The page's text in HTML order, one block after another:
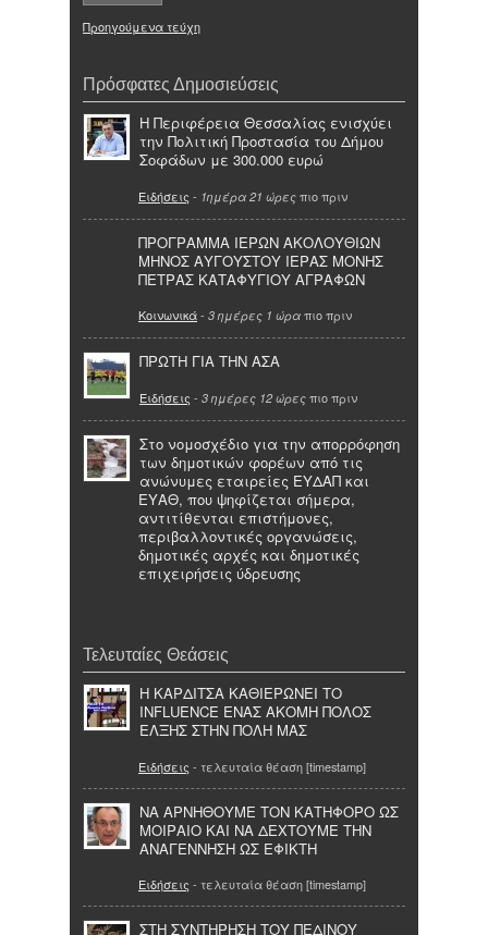
Προηγούμενα τεύχη
Πρόσφατες Δημοσιεύσεις
Η Περιφέρεια Θεσσαλίας ενισχύει
την Πολιτική Προστασία του Δήμου
Σοφάδων με 300.000 ευρώ
Ειδήσεις - 1ημέρα 21 ώρες πιο πριν
ΠΡΟΓΡΑΜΜΑ ΙΕΡΩΝ ΑΚΟΛΟΥΘΙΩΝ
ΜΗΝΟΣ ΑΥΓΟΥΣΤΟΥ ΙΕΡΑΣ ΜΟΝΗΣ
ΠΕΤΡΑΣ ΚΑΤΑΦΥΓΙΟΥ ΑΓΡΑΦΩΝ
Κοινωνικά- 3 ημέρες 1 ώρα πιο πριν
ΠΡΩΤΗ ΓΙΑ ΤΗΝ ΑΣΑ
Ειδήσεις - 3 ημέρες 12 ώρες πιο πριν
Στο νομοσχέδιο για την απορρόφηση
των δημοτικών φορέων από τις
ανώνυμες εταιρείες ΕΥΔΑΠ και
ΕΥΑΘ, που ψηφίζεται σήμερα,
αντιτίθενται επιστήμονες,
περιβαλλοντικές οργανώσεις,
δημοτικές αρχές και δημοτικές
επιχειρήσεις ύδρευσης
Τελευταίες Θεάσεις
Η ΚΑΡΔΙΤΣΑ ΚΑΘΙΕΡΩΝΕΙ ΤΟ
INFLUENCE ΕΝΑΣ ΑΚΟΜΗ ΠΟΛΟΣ
ΕΛΞΗΣ ΣΤΗΝ ΠΟΛΗ ΜΑΣ
Ειδήσεις - τελευταία θέαση [timestamp]
ΝΑ ΑΡΝΗΘΟΥΜΕ ΤΟΝ ΚΑΤΗΦΟΡΟ ΩΣ
ΜΟΙΡΑΙΟ ΚΑΙ ΝΑ ΔΕΧΤΟΥΜΕ ΤΗΝ
ΑΝΑΓΕΝΝΗΣΗ ΩΣ ΕΦΙΚΤΗ
Ειδήσεις - τελευταία θέαση [timestamp]
ΣΤΗ ΣΥΝΤΗΡΗΣΗ ΤΟΥ ΠΕΔΙΝΟΥ